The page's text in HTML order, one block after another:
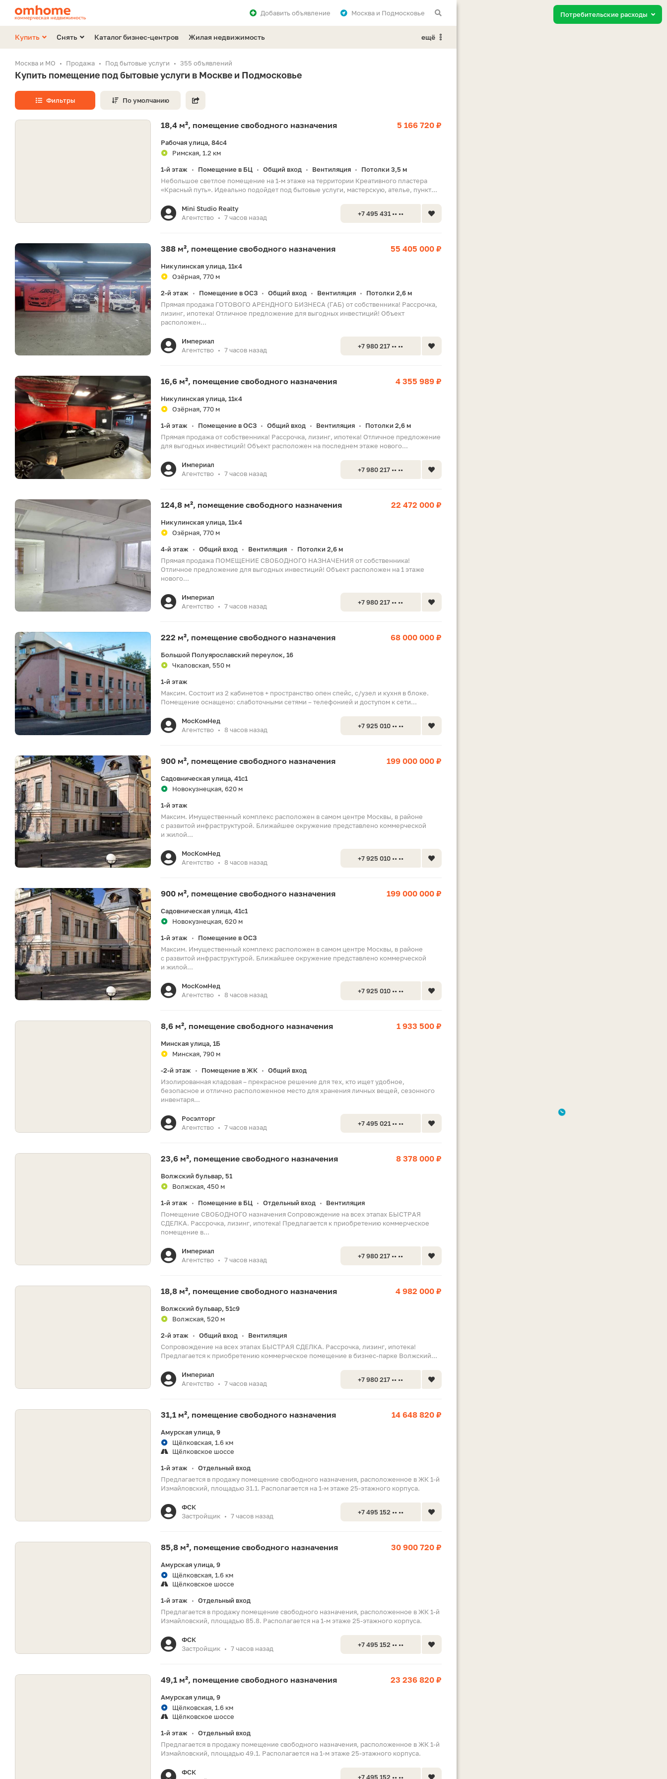
Москва и Подмосковье
Добавитьобъявление
Купить Снять Каталог бизнес-центров Жилая недвижимость ещё
Москва и МО Продажа Под бытовые услуги 355 объявлений
Купить помещение под бытовые услуги в Москве и Подмосковье
Фильтры По умолчанию
18,4 м², помещение свободного назначения 5 166 720 ₽
Рабочая улица, 84с4
Римская, 1.2 км
1-й этаж • Помещение в БЦ • Общий вход • Вентиляция •
Потолки 3,5 м
Небольшое светлое помещение на 1-м этаже на территории Креативного пластера
«Красный путь». Идеально подойдет под бытовые услуги, мастерскую, ателье, пункт...
Mini Studio Realty
Агентство
• 7 часов назад +7 495 431 •• ••
388 м², помещение свободного назначения 55 405 000 ₽
Никулинская улица, 11к4
Озёрная, 770 м
2-й этаж • Помещение в ОСЗ • Общий вход • Вентиляция •
Потолки 2,6 м
Прямая продажа ГОТОВОГО АРЕНДНОГО БИЗНЕСА (ГАБ) от собственника! Рассрочка,
лизинг, ипотека! Отличное предложение для выгодных инвестиций! Объект
расположен...
Империал
Агентство
• 7 часов назад +7 980 217 •• ••
16,6 м², помещение свободного назначения 4 355 989 ₽
Никулинская улица, 11к4
Озёрная, 770 м
1-й этаж • Помещение в ОСЗ • Общий вход • Вентиляция •
Потолки 2,6 м
Прямая продажа от собственника! Рассрочка, лизинг, ипотека! Отличное предложение
для выгодных инвестиций! Объект расположен на последнем этаже нового...
Империал
Агентство
• 7 часов назад +7 980 217 •• ••
124,8 м², помещение свободного назначения 22 472 000 ₽
Никулинская улица, 11к4
Озёрная, 770 м
4-й этаж • Общий вход • Вентиляция •
Потолки 2,6 м
Прямая продажа ПОМЕЩЕНИЕ СВОБОДНОГО НАЗНАЧЕНИЯ от собственника!
Отличное предложение для выгодных инвестиций! Объект расположен на 1 этаже
нового...
Империал
Агентство
• 7 часов назад +7 980 217 •• ••
222 м², помещение свободного назначения 68 000 000 ₽
Большой Полуярославский переулок, 16
Чкаловская, 550 м
1-й этаж
Максим. Состоит из 2 кабинетов + пространство опен спейс, с/узел и кухня в блоке.
Помещение оснащено: слаботочными сетями – телефонией и доступом к сети...
МосКомНед
Агентство
• 8 часов назад +7 925 010 •• ••
900 м², помещение свободного назначения 199 000 000 ₽
Садовническая улица, 41с1
Новокузнецкая, 620 м
1-й этаж
Максим. Имущественный комплекс расположен в самом центре Москвы, в районе
с развитой инфраструктурой. Ближайшее окружение представлено коммерческой
и жилой...
МосКомНед
Агентство
• 8 часов назад +7 925 010 •• ••
900 м², помещение свободного назначения 199 000 000 ₽
Садовническая улица, 41с1
Новокузнецкая, 620 м
1-й этаж •
Помещение в ОСЗ
Максим. Имущественный комплекс расположен в самом центре Москвы, в районе
с развитой инфраструктурой. Ближайшее окружение представлено коммерческой
и жилой...
МосКомНед
Агентство
• 8 часов назад +7 925 010 •• ••
8,6 м², помещение свободного назначения 1 933 500 ₽
Минская улица, 1Б
Минская, 790 м
-2-й этаж • Помещение в ЖК • Общий вход
Изолированная кладовая – прекрасное решение для тех, кто ищет удобное,
безопасное и отлично расположенное место для хранения личных вещей, сезонного
инвентаря...
Росэлторг
Агентство
• 7 часов назад +7 495 021 •• ••
23,6 м², помещение свободного назначения 8 378 000 ₽
Волжский бульвар, 51
Волжская, 450 м
1-й этаж • Помещение в БЦ • Отдельный вход •
Вентиляция
Помещение СВОБОДНОГО назначения Сопровождение на всех этапах БЫСТРАЯ
СДЕЛКА. Рассрочка, лизинг, ипотека! Предлагается к приобретению коммерческое
помещение в...
Империал
Агентство
• 7 часов назад +7 980 217 •• ••
18,8 м², помещение свободного назначения 4 982 000 ₽
Волжский бульвар, 51с9
Волжская, 520 м
2-й этаж • Общий вход •
Вентиляция
Сопровождение на всех этапах БЫСТРАЯ СДЕЛКА. Рассрочка, лизинг, ипотека!
Предлагается к приобретению коммерческое помещение в бизнес-парке Волжский...
Империал
Агентство
• 7 часов назад +7 980 217 •• ••
31,1 м², помещение свободного назначения 14 648 820 ₽
Амурская улица, 9
Щёлковская, 1.6 км
Щёлковское шоссе
1-й этаж • Отдельный вход
Предлагается в продажу помещение свободного назначения, расположенное в ЖК 1-й
Измайловский, площадью 31.1. Располагается на 1-м этаже 25-этажного корпуса.
ФСК
Застройщик • 7 часов назад +7 495 152 •• ••
85,8 м², помещение свободного назначения 30 900 720 ₽
Амурская улица, 9
Щёлковская, 1.6 км
Щёлковское шоссе
1-й этаж • Отдельный вход
Предлагается в продажу помещение свободного назначения, расположенное в ЖК 1-й
Измайловский, площадью 85.8. Располагается на 1-м этаже 25-этажного корпуса.
ФСК
Застройщик • 7 часов назад +7 495 152 •• ••
49,1 м², помещение свободного назначения 23 236 820 ₽
Амурская улица, 9
Щёлковская, 1.6 км
Щёлковское шоссе
1-й этаж • Отдельный вход
Предлагается в продажу помещение свободного назначения, расположенное в ЖК 1-й
Измайловский, площадью 49.1. Располагается на 1-м этаже 25-этажного корпуса.
ФСК
+7 495 152 •• ••
Потребительские расходы